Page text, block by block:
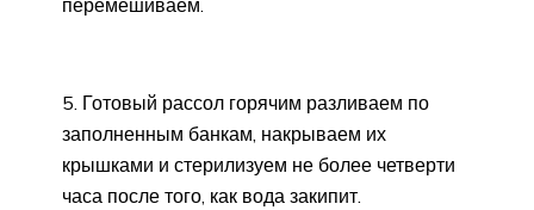
перемешиваем.
5. Готовый рассол горячим разливаем по
заполненным банкам, накрываем их
крышками и стерилизуем не более четверти
часа после того, как вода закипит.